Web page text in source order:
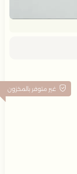
غير متوفر بالمخزون